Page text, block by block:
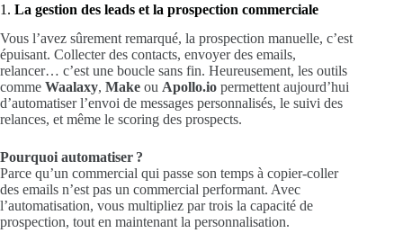
1. La gestion des leads et la prospection commerciale
Vous l’avez sûrement remarqué, la prospection manuelle, c’est
épuisant. Collecter des contacts, envoyer des emails,
relancer… c’est une boucle sans fin. Heureusement, les outils
comme Waalaxy, Make ou Apollo.io permettent aujourd’hui
d’automatiser l’envoi de messages personnalisés, le suivi des
relances, et même le scoring des prospects.
Pourquoi automatiser ?
Parce qu’un commercial qui passe son temps à copier-coller
des emails n’est pas un commercial performant. Avec
l’automatisation, vous multipliez par trois la capacité de
prospection, tout en maintenant la personnalisation.